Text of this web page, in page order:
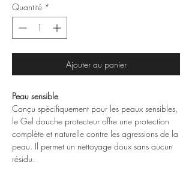
Quantité *
Ajouter au panier
Peau sensible
Conçu spécifiquement pour les peaux sensibles,
le Gel douche protecteur offre une protection
complète et naturelle contre les agressions de la
peau. Il permet un nettoyage doux sans aucun
résidu.